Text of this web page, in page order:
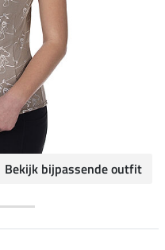
Bekijk bijpassende outfit